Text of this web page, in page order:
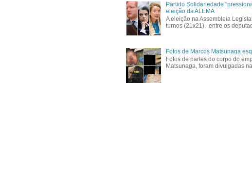
Partido Solidariedade
eleição da ALEMA
A eleição na Assembleia
turnos (21x21), entre os
Fotos de Marcos Matsunaga
Fotos de partes do corpo do
Matsunaga, foram divulgadas